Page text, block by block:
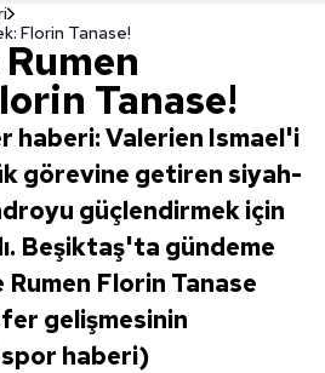
Florin Tanase!
Tanase!
haberi: Valerien Ismael'i
görevine getiren siyah-
güçlendirmek için
Beşiktaş'ta gündeme
Rumen Florin Tanase
gelişmesinin
haberi)